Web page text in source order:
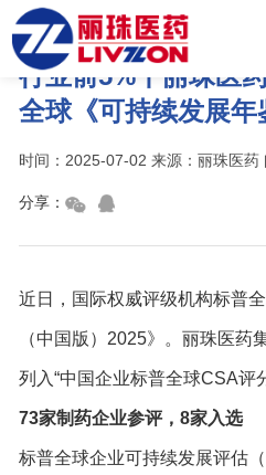
行业前5%丨丽珠医
全球《可持续发展年
时间：2025-07-02 来源：丽珠医药
分享：
近日，国际权威评级机构标普
（中国版）2025》。丽珠医药
列入“中国企业标普全球CSA评
73家制药企业参评，8家入选
标普全球企业可持续发展评估